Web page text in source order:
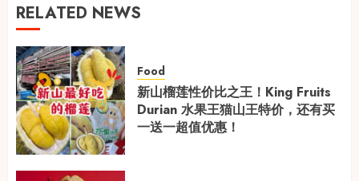
RELATED NEWS
Food
新山榴莲性价比之王！King Fruits
Durian 水果王猫山王特价，还有买
一送一超值优惠！